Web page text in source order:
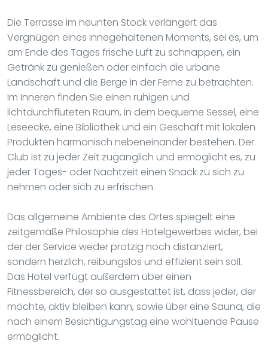
Die Terrasse im neunten Stock verlängert das
Vergnügen eines innegehaltenen Moments, sei es, um
am Ende des Tages frische Luft zu schnappen, ein
Getränk zu genießen oder einfach die urbane
Landschaft und die Berge in der Ferne zu betrachten.
Im Inneren finden Sie einen ruhigen und
lichtdurchfluteten Raum, in dem bequeme Sessel, eine
Leseecke, eine Bibliothek und ein Geschäft mit lokalen
Produkten harmonisch nebeneinander bestehen. Der
Club ist zu jeder Zeit zugänglich und ermöglicht es, zu
jeder Tages- oder Nachtzeit einen Snack zu sich zu
nehmen oder sich zu erfrischen.
Das allgemeine Ambiente des Ortes spiegelt eine
zeitgemäße Philosophie des Hotelgewerbes wider, bei
der der Service weder protzig noch distanziert,
sondern herzlich, reibungslos und effizient sein soll.
Das Hotel verfügt außerdem über einen
Fitnessbereich, der so ausgestattet ist, dass jeder, der
möchte, aktiv bleiben kann, sowie über eine Sauna, die
nach einem Besichtigungstag eine wohltuende Pause
ermöglicht.